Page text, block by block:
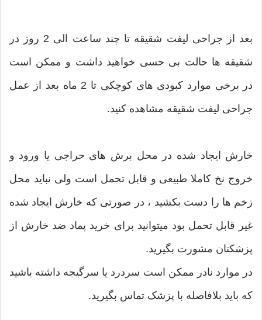
بعد از جراحی لیفت شقیقه تا چند ساعت الی 2 روز در
شقیقه ها حالت بی حسی خواهید داشت و ممکن است
در برخی موارد کبودی های کوچکی تا 2 ماه بعد از عمل
جراحی لیفت شقیقه مشاهده کنید.
خارش ایجاد شده در محل برش های حراجی یا ورود و
خروج نخ کاملا طبیعی و قابل تحمل است ولی نباید محل
زخم ها را دست بکشید ، در صورتی که خارش ایجاد شده
غیر قابل تحمل بود میتوانید برای خرید پماد ضد خارش از
پزشکتان مشورت بگیرید.
در موارد نادر ممکن است سردرد یا سرگیجه داشته باشید
که باید بلافاصله با پزشک تماس بگیرید.